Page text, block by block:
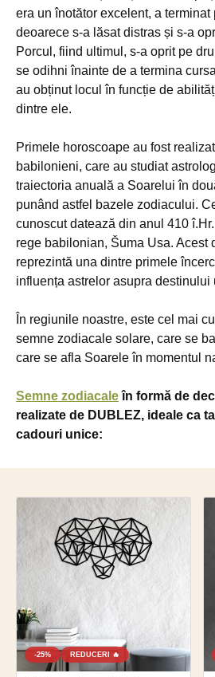
era un înotător excelent, a
deoarece s-a lăsat distras și s-a
Porcul, fiind ultimul, s-a oprit pe
se odihni înainte de a termina
au obținut locul în funcție de
dintre ele.
Primele horoscoape au fost
babilonieni, care au studiat
traiectoria anuală a Soarelui în
punând astfel bazele zodiacului.
cunoscut datează din anul 410
rege babilonian, Šuma Usa. Acest
reprezintă una dintre primele
influența astrelor asupra destinului
În regiunile noastre, este cel mai
semne zodiacale solare, care se
care se afla Soarele în momentul
Semne zodiacaleîn formă de
realizate de DUBLEZ, ideale ca
cadouri unice:
-25% REDUCERI 🔥